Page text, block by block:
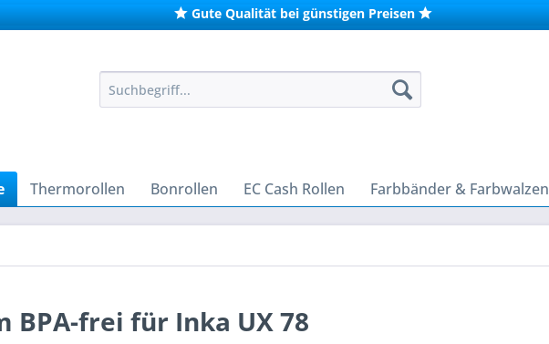
Gute Qualität bei günstigen Preisen
Thermorollen Bonrollen EC Cash Rollen Farbbänder & Farbwalzen
BPA-frei für Inka UX 78